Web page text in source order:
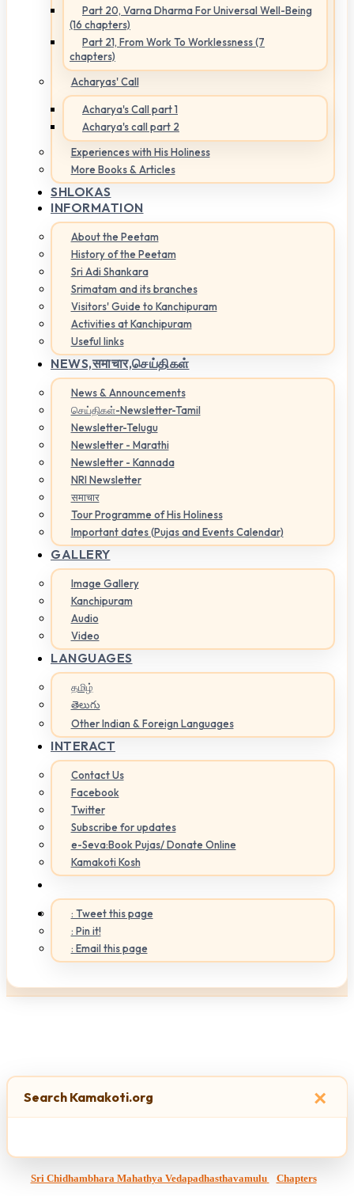
Part 20, Varna Dharma For Universal Well-Being
(16 chapters)
Part 21, From Work To Worklessness (7
chapters)
Acharyas' Call
Acharya's Call part 1
Acharya's call part 2
Experiences with His Holiness
More Books & Articles
SHLOKAS
INFORMATION
About the Peetam
History of the Peetam
Sri Adi Shankara
Srimatam and its branches
Visitors' Guide to Kanchipuram
Activities at Kanchipuram
Useful links
NEWS,समाचार,செய்திகள்
News & Announcements
செய்திகள்-Newsletter-Tamil
Newsletter-Telugu
Newsletter - Marathi
Newsletter - Kannada
NRI Newsletter
समाचार
Tour Programme of His Holiness
Important dates (Pujas and Events Calendar)
GALLERY
Image Gallery
Kanchipuram
Audio
Video
LANGUAGES
தமிழ்
తెలుగు
Other Indian & Foreign Languages
INTERACT
Contact Us
Facebook
Twitter
Subscribe for updates
e-Seva:Book Pujas/ Donate Online
Kamakoti Kosh
: Tweet this page
: Pin it!
: Email this page
×
Search Kamakoti.org
Sri Chidhambhara Mahathya Vedapadhasthavamulu Chapters